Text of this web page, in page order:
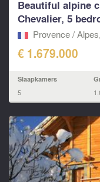
Beautiful alpine
Chevalier, 5
Provence /
€ 1.679.000
Slaapkamers
5